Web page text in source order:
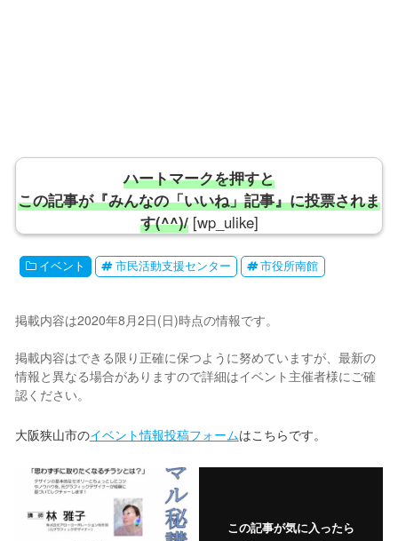
ハートマークを押すと
この記事が『みんなの「いいね」記事』に投票されま
す(^^)/[wp_ulike]
イベント 市民活動支援センター 市役所南館
掲載内容は2020年8月2日(日)時点の情報です。
掲載内容はできる限り正確に保つように努めていますが、最新の
情報と異なる場合がありますので詳細はイベント主催者様にご確
認ください。
大阪狭山市のイベント情報投稿フォームはこちらです。
この記事が気に入ったら